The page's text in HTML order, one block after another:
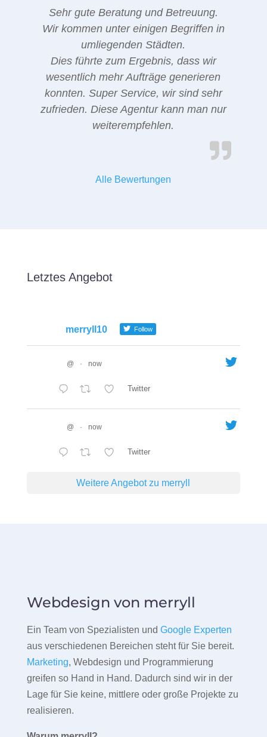
Sehr gute Beratung und Betreuung.
Wir kommen unter einigen Begriffen in
umliegenden Städten.
Dies führte zum Ergebnis, dass wir
wesentlich mehr Aufträge generieren
konnten. Super Service, wir sind sehr
zufrieden. Diese Agentur kann man nur
weiterempfehlen.
Alle Bewertungen
Letztes Angebot
merryll10 Follow
@ · now
Twitter
@ · now
Twitter
Weitere Angebot zu merryll
Webdesign von merryll
Ein Team von Spezialisten und Google Experten
aus verschiedenen Bereichen steht für Sie bereit.
Marketing, Webdesign und Programmierung
greifen so Hand in Hand. Dadurch sind wir in der
Lage für Sie keine, mittlere oder große Projekte zu
realisieren.